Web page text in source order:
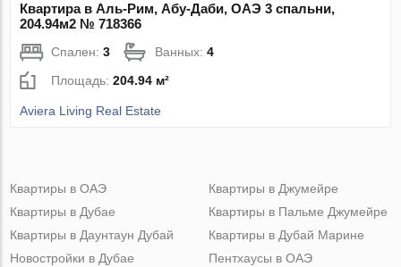
Квартира в Аль-Рим, Абу-Даби, ОАЭ 3 спальни,
204.94м2 № 718366
Спален:3 Ванных:4
Площадь:204.94 м²
Aviera Living Real Estate
Квартиры в ОАЭ
Квартиры в Дубае
Квартиры в Даунтаун Дубай
Квартиры в Джумейре
Квартиры в Пальме Джумейре
Квартиры в Дубай Марине
Новостройки в Дубае
Пентхаусы в ОАЭ